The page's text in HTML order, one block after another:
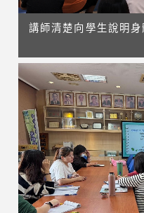
講師清楚向學生說明